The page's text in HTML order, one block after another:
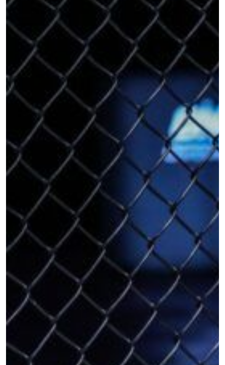
浏览了解更多
在任何地域观看ONE冠军赛，现在注册获得权限了
解最新资讯、解锁特别福利以及优先机遇获得直播
场次的最佳座位！
邮箱